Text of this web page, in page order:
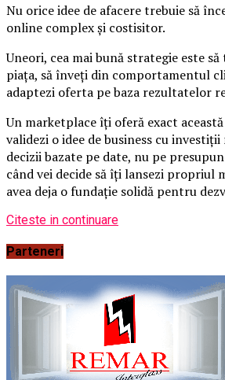
Nu orice idee de afacere trebuie să
online complex și costisitor.
Uneori, cea mai bună strategie este
piața, să înveți din comportamentul
adaptezi oferta pe baza rezultatelor
Un marketplace îți oferă exact
validezi o idee de business cu investiții
decizii bazate pe date, nu pe
când vei decide să îți lansezi propriul
avea deja o fundație solidă pentru
Citeste in continuare
Parteneri